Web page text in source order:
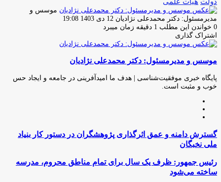
موسس و
مدیرمسئول: دکتر محمدعلی نژادیان ارسال
ایمیل
12 دی 1403 19:08
0 خواندن این مطلب 1 دقیقه زمان میبرد
اشتراک گذاری
فیس
توئیتر
لینکدین
واتس
تلگرام
اشتراک
از
ایمیل
چاپ
موسس و مدیرمسئول: دکتر محمدعلی نژادیان
پایگاه خبری موفقیت‌شناسی | هدف ما امیدآفرینی در جامعه و ایجاد حس
خوب و مثبت است.
گسترش
دامنه
و
عمق
اثرگذاری
پژوهشگران
گسترش دامنه و عمق اثرگذاری پژوهشگران در دستور کار بنیاد
ملی نخبگان
رئیس
جمهور:
ظرف
رئیس جمهور: ظرف یک سال برای تمام مناطق محروم، مدرسه
ساخته می‌شود